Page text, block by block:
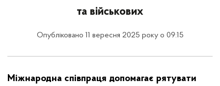
та військових
Опубліковано 11 вересня 2025 року о 09:15
Міжнародна співпраця допомагає рятувати